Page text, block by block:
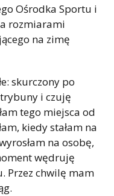
Ośrodka Sportu i
rozmiarami
na zimę
skurczony po
i czuję
tego miejsca od
kiedy stałam na
na osobę,
wędruję
Przez chwilę mam